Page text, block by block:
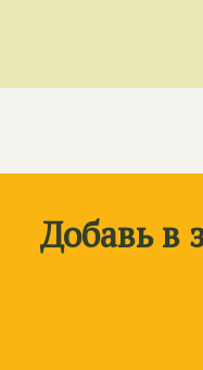
Добавь в